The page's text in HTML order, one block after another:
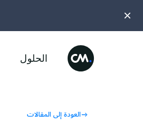
الحلول
العودة إلى المقالات